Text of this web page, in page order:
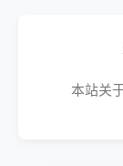
本站关